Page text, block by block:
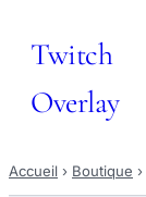
Twitch
Overlay
Accueil › Boutique ›